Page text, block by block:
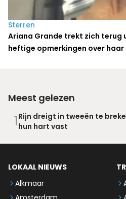
Sterren
Ariana Grande trekt zich terug
heftige opmerkingen over
Meest gelezen
1Rijn dreigt in tweeën te
hun hart vast
LOKAAL NIEUWS
Alkmaar